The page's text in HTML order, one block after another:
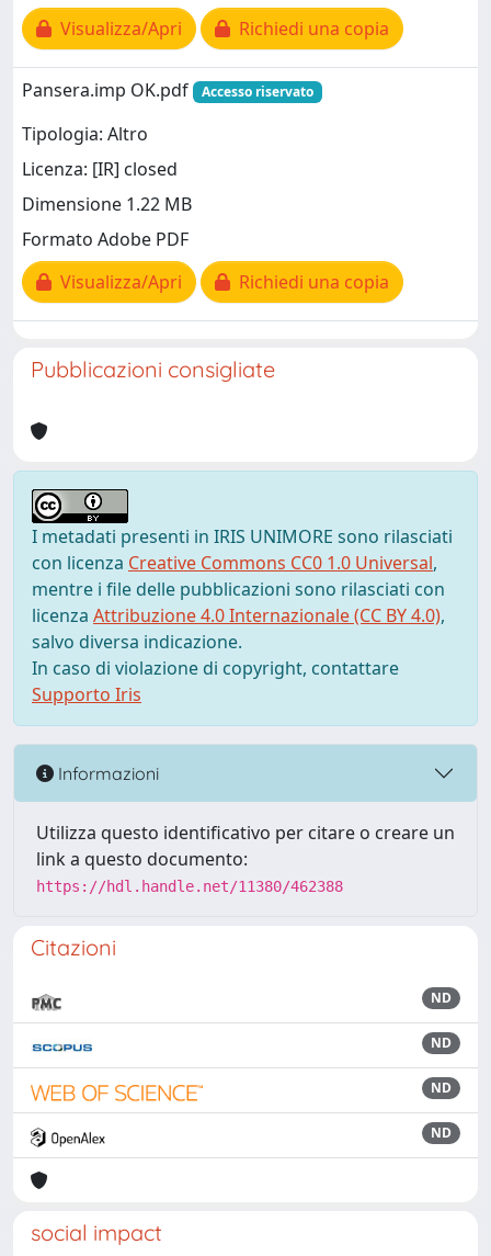
Visualizza/Apri
Richiedi una copia
Pansera.imp OK.pdf Accesso riservato
Tipologia: Altro
Licenza: [IR] closed
Dimensione 1.22 MB
Formato Adobe PDF
Visualizza/Apri
Richiedi una copia
Pubblicazioni consigliate
I metadati presenti in IRIS UNIMORE sono rilasciati
con licenza Creative Commons CC0 1.0 Universal,
mentre i file delle pubblicazioni sono rilasciati con
licenza Attribuzione 4.0 Internazionale (CC BY 4.0),
salvo diversa indicazione.
In caso di violazione di copyright, contattare
Supporto Iris
Informazioni
Utilizza questo identificativo per citare o creare un
link a questo documento:
https://hdl.handle.net/11380/462388
Citazioni
ND
ND
ND
ND
social impact